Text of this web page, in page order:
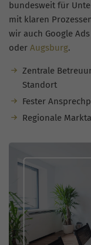
bundesweit für
mit klaren
wir auch Google
oder Augsburg.
Zentrale
Standort
Fester
Regionale